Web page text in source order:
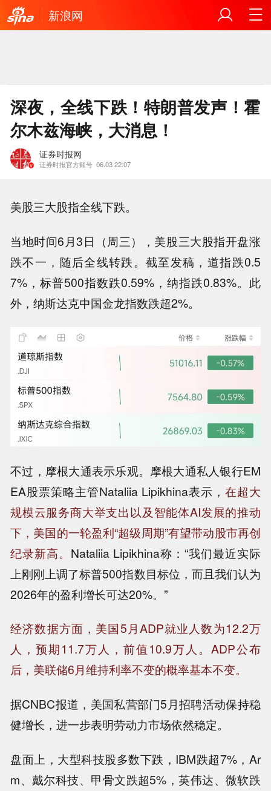
新浪网
深夜，全线下跌！特朗普发声！霍
尔木兹海峡，大消息！
证券时报网
证券时报官方账号 06.03 22:07
美股三大股指全线下跌。
当地时间6月3日（周三），美股三大股指开盘涨
跌不一，随后全线转跌。截至发稿，道指跌0.5
7%，标普500指数跌0.59%，纳指跌0.83%。此
外，纳斯达克中国金龙指数跌超2%。
不过，摩根大通表示乐观。摩根大通私人银行EM
EA股票策略主管Nataliia Lipikhina表示， 在超大
规模云服务商大举支出以及智能体AI发展的推动
下，美国的一轮盈利“超级周期”有望带动股市再创
纪录新高。 Nataliia Lipikhina称：“我们最近实际
上刚刚上调了标普500指数目标位，而且我们认为
2026年的盈利增长可达20%。”
经济数据方面，美国5月ADP就业人数为12.2万
人，预期11.7万人，前值10.9万人。ADP公布
后，美联储6月维持利率不变的概率基本不变。
据CNBC报道，美国私营部门5月招聘活动保持稳
健增长，进一步表明劳动力市场依然稳定。
盘面上，大型科技股多数下跌，IBM跌超7%，Ar
m、戴尔科技、甲骨文跌超5%，英伟达、微软跌